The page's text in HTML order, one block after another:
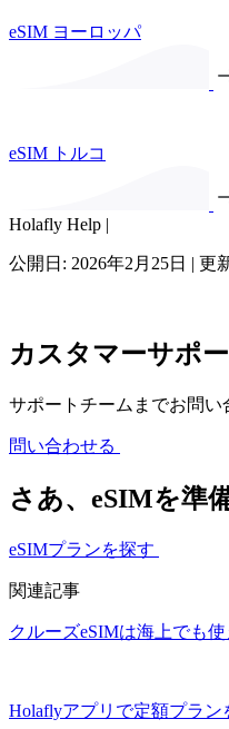
eSIM ヨーロッパ
eSIM トルコ
Holafly Help |
公開日: 2026年2月25日 | 更
カスタマーサポ
サポートチームまでお問い
問い合わせる
さあ、eSIMを準
eSIMプランを探す
関連記事
クルーズeSIMは海上でも使
Holaflyアプリで定額プラン